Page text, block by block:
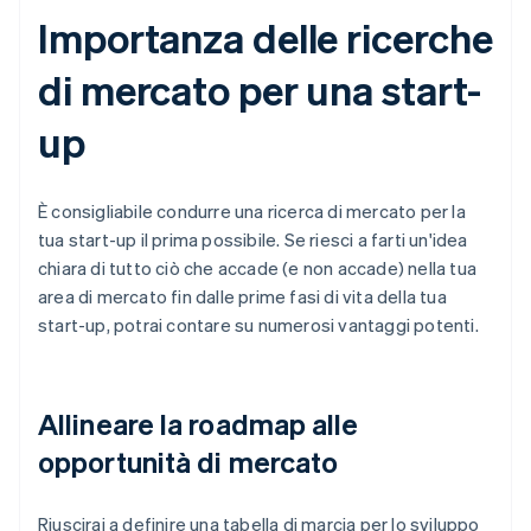
Importanza delle ricerche
di mercato per una start-
up
È consigliabile condurre una ricerca di mercato per la
tua start-up il prima possibile. Se riesci a farti un'idea
chiara di tutto ciò che accade (e non accade) nella tua
area di mercato fin dalle prime fasi di vita della tua
start-up, potrai contare su numerosi vantaggi potenti.
Allineare la roadmap alle
opportunità di mercato
Riuscirai a definire una tabella di marcia per lo sviluppo